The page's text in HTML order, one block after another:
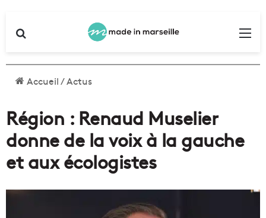
Accueil/Actus
Région : Renaud Muselier
donne de la voix à la gauche
et aux écologistes